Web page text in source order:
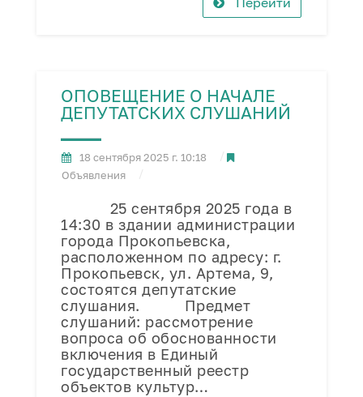
ОПОВЕЩЕНИЕ О НАЧАЛЕ
ДЕПУТАТСКИХ СЛУШАНИЙ
18 сентября 2025 г. 10:18
Объявления
25 сентября 2025 года в
14:30 в здании администрации
города Прокопьевска,
расположенном по адресу: г.
Прокопьевск, ул. Артема, 9,
состоятся депутатские
слушания. Предмет
слушаний: рассмотрение
вопроса об обоснованности
включения в Единый
государственный реестр
объектов культур…